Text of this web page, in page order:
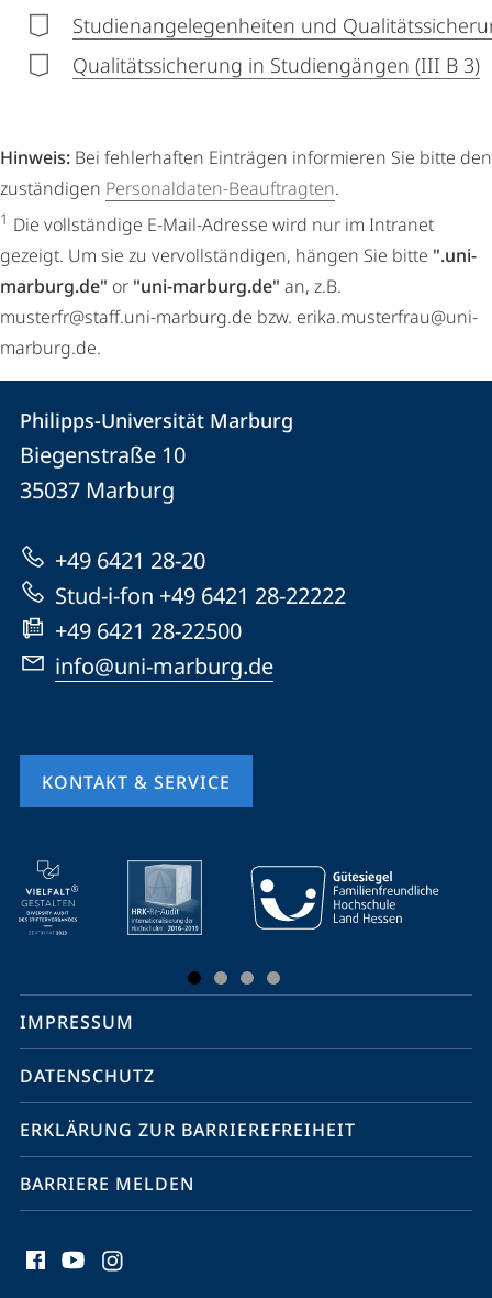
Studienangelegenheiten und
Qualitätssicherung in Studiengängen (III B 3)
Hinweis: Bei fehlerhaften Einträgen informieren Sie bitte den
zuständigen Personaldaten-Beauftragten.
1 Die vollständige E-Mail-Adresse wird nur im Intranet
gezeigt. Um sie zu vervollständigen, hängen Sie bitte ".uni-
marburg.de" or "uni-marburg.de" an, z.B.
musterfr@staff.uni-marburg.de bzw. erika.musterfrau@uni-
marburg.de.
Kontakt
und
Informationen
zur
Website
Kontaktinformationen
Philipps-
Universität
Philipps-Universität Marburg
Biegenstraße 10
35037 Marburg
+49 6421 28-20
Stud-i-fon +49 6421 28-22222
+49 6421 28-22500
info@uni-marburg.de
KONTAKT & SERVICE
Mobile-
Service-
Navigation
Social
Media
Kontakte
IMPRESSUM
DATENSCHUTZ
ERKLÄRUNG ZUR BARRIEREFREIHEIT
BARRIERE MELDEN